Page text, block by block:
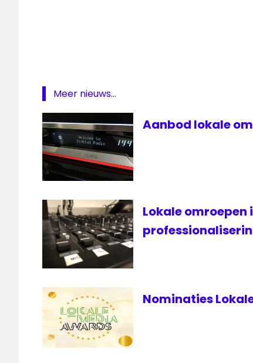
omroep
Muziekland
Zwolle.
RTV
Zoo
Meer nieuws...
Aanbod lokale
Lokale omroepen
Nominaties